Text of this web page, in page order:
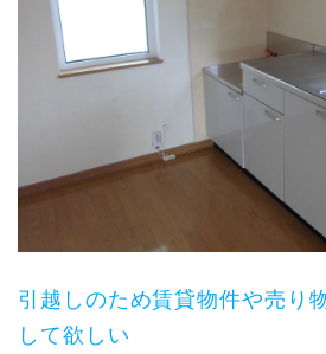
引越しのため賃貸物件や売り
して欲しい